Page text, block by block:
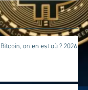
Bitcoin, on en est où ? 2026